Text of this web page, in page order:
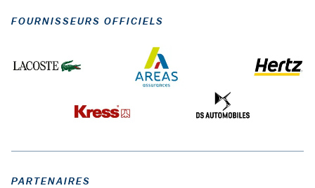
FOURNISSEURS OFFICIELS
PARTENAIRES